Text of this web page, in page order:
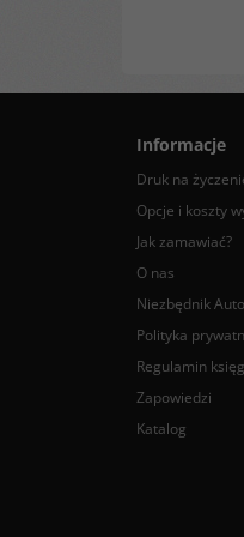
Informacje
Druk na
Opcje i koszty
Jak zamawiać?
O nas
Niezbędnik
Polityka
Regulamin
Zapowiedzi
Katalog